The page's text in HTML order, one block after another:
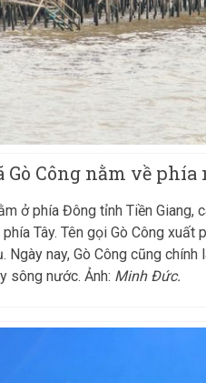
Gò Công nằm về
ở phía Đông tỉnh Tiền Giang,
Tây. Tên gọi Gò Công
Ngày nay, Gò Công cũng
sông nước. Ảnh: Minh Đức.